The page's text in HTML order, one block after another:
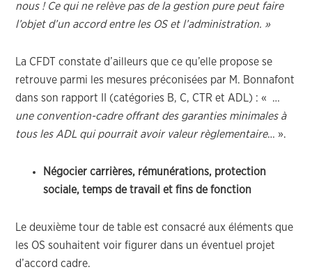
nous ! Ce qui ne relève pas de la gestion pure peut faire
l’objet d’un accord entre les OS et l’administration. »
La CFDT constate d’ailleurs que ce qu’elle propose se
retrouve parmi les mesures préconisées par M. Bonnafont
dans son rapport II (catégories B, C, CTR et ADL) : « …
une convention-cadre offrant des garanties minimales à
tous les ADL qui pourrait avoir valeur règlementaire… ».
Négocier carrières, rémunérations, protection
sociale, temps de travail et fins de fonction
Le deuxième tour de table est consacré aux éléments que
les OS souhaitent voir figurer dans un éventuel projet
d’accord cadre.